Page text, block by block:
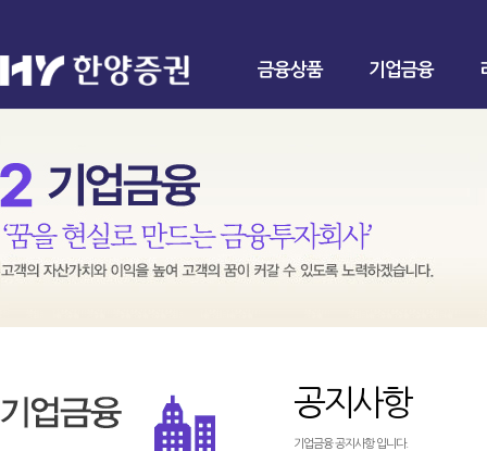
금융상품 기업금융
공지사항
기업금융 공지사항 입니다.